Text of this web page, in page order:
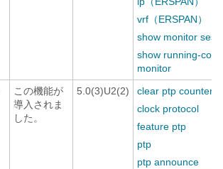
vrf（ERSPAN）
show monitor
show running-
monitor
この機能が
導入されま
した。
5.0(3)U2(2)
clear ptp counters
clock protocol
feature ptp
ptp
ptp announce